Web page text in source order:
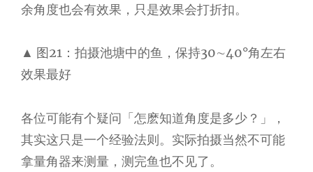
余角度也会有效果，只是效果会打折扣。
▲ 图21：拍摄池塘中的鱼，保持30∼40°角左右
效果最好
各位可能有个疑问「怎麽知道角度是多少？」，
其实这只是一个经验法则。实际拍摄当然不可能
拿量角器来测量，测完鱼也不见了。